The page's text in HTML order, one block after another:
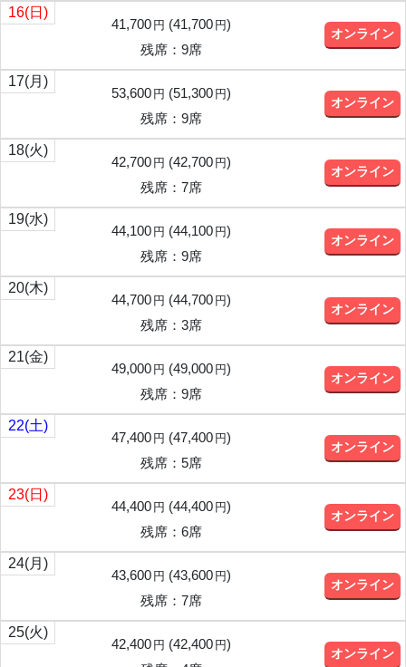
16(日)
41,700 円 (41,700 円)
残席：9席
オンライン
17(月)
53,600 円 (51,300 円)
残席：9席
オンライン
18(火)
42,700 円 (42,700 円)
残席：7席
オンライン
19(水)
44,100 円 (44,100 円)
残席：9席
オンライン
20(木)
44,700 円 (44,700 円)
残席：3席
オンライン
21(金)
49,000 円 (49,000 円)
残席：9席
オンライン
22(土)
47,400 円 (47,400 円)
残席：5席
オンライン
23(日)
44,400 円 (44,400 円)
残席：6席
オンライン
24(月)
43,600 円 (43,600 円)
残席：7席
オンライン
25(火)
42,400 円 (42,400 円)
オンライン